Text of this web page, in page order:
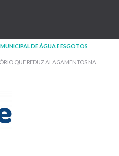
DE ÁGUA E ESGOTOS
QUE REDUZ ALAGAMENTOS NA